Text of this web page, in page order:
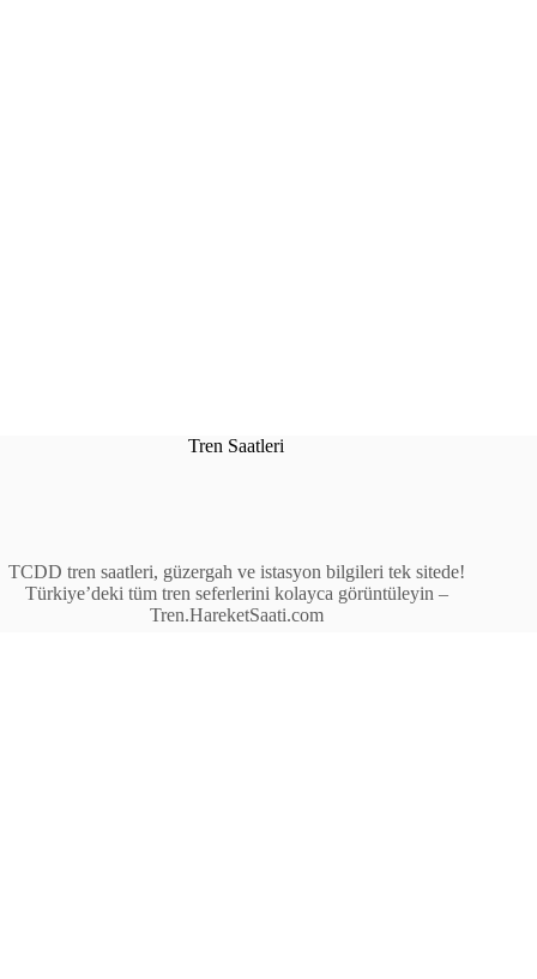
Tren Saatleri
TCDD tren saatleri, güzergah ve istasyon bilgileri tek sitede!
Türkiye’deki tüm tren seferlerini kolayca görüntüleyin –
Tren.HareketSaati.com